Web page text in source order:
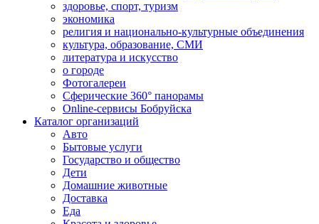
здоровье, спорт, туризм
экономика
религия и национально-культурные объединения
культура, образование, СМИ
литература и искусство
о городе
Фотогалереи
Сферические 360° панорамы
Online-сервисы Бобруйска
Каталог организаций
Авто
Бытовые услуги
Государство и общество
Дети
Домашние животные
Доставка
Еда